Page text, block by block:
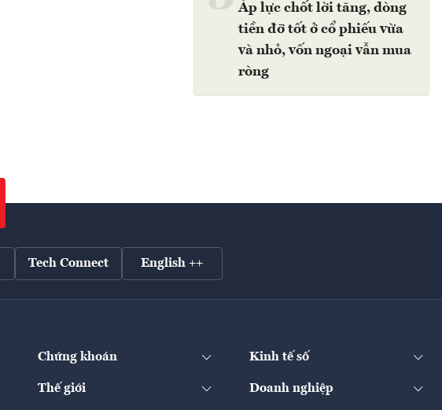
Áp lực chốt lời tăng, dòng
tiền đỡ tốt ở cổ phiếu vừa
và nhỏ, vốn ngoại vẫn mua
ròng
Tech Connect English ++
Chứng khoán Kinh tế số
Thế giới Doanh nghiệp